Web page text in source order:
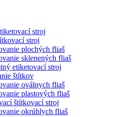
stroj
stroj
plochých fliaš
sklenených fliaš
etiketovací stroj
štítkov
oválnych fliaš
plastových fliaš
štítkovací stroj
okrúhlych fliaš